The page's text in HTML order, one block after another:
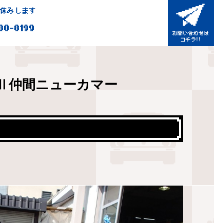
みします
8199
仲間ニューカマー